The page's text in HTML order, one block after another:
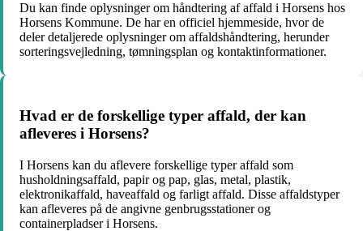
Du kan finde oplysninger om håndtering af affald i Horsens hos
Horsens Kommune. De har en officiel hjemmeside, hvor de
deler detaljerede oplysninger om affaldshåndtering, herunder
sorteringsvejledning, tømningsplan og kontaktinformationer.
Hvad er de forskellige typer affald, der kan
afleveres i Horsens?
I Horsens kan du aflevere forskellige typer affald som
husholdningsaffald, papir og pap, glas, metal, plastik,
elektronikaffald, haveaffald og farligt affald. Disse affaldstyper
kan afleveres på de angivne genbrugsstationer og
containerpladser i Horsens.